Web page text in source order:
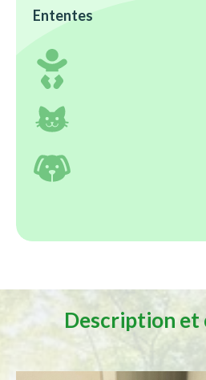
Ententes
Description et